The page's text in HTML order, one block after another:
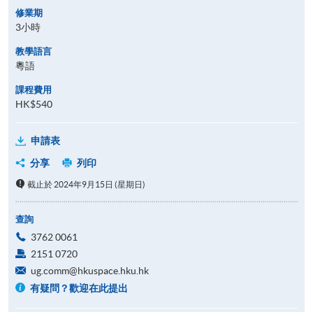
修業期
3小時
教學語言
粵語
課程費用
HK$540
申請表
分享
列印
截止於 2024年9月15日 (星期日)
查詢
3762 0061
2151 0720
ug.comm@hkuspace.hku.hk
有疑問？歡迎在此提出